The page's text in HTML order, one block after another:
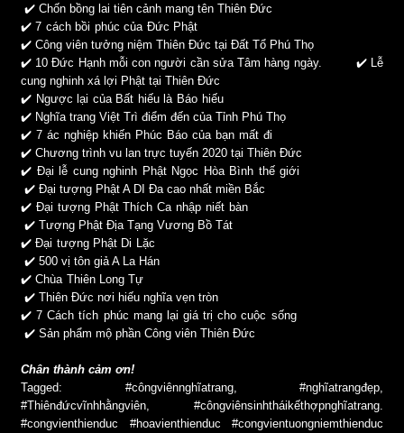
✔️ Chốn bồng lai tiên cảnh mang tên Thiên Đức
✔️7 cách bồi phúc của Đức Phật
✔️ Công viên tưởng niệm Thiên Đức tại Đất Tổ Phú Thọ
✔️ 10 Đức Hạnh mỗi con người cần sửa Tâm hàng ngày. ✔️ Lễ
cung nghinh xá lợi Phật tại Thiên Đức
✔️ Ngược lại của Bất hiếu là Báo hiếu
✔️ Nghĩa trang Việt Trì điểm đến của Tỉnh Phú Thọ
✔️ 7 ác nghiệp khiến Phúc Báo của bạn mất đi
✔️ Chương trình vu lan trực tuyến 2020 tại Thiên Đức
✔️ Đại lễ cung nghinh Phật Ngọc Hòa Bình thế giới
✔️ Đại tượng Phật A DI Đa cao nhất miền Bắc
✔️ Đại tượng Phật Thích Ca nhập niết bàn
✔️ Tượng Phật Địa Tạng Vương Bồ Tát
✔️Đại tượng Phật Di Lặc
✔️ 500 vị tôn giả A La Hán
✔️Chùa Thiên Long Tự
✔️ Thiên Đức nơi hiếu nghĩa vẹn tròn
✔️7 Cách tích phúc mang lại giá trị cho cuộc sống
✔️ Sản phẩm mộ phần Công viên Thiên Đức
Chân thành cảm ơn!
Tagged: #côngviênnghĩatrang, #nghĩatrangđẹp,
#Thiênđứcvĩnhhằngviên, #côngviênsinhtháikếthợpnghĩatrang.
#congvienthienduc #hoavienthienduc #congvientuongniemthienduc